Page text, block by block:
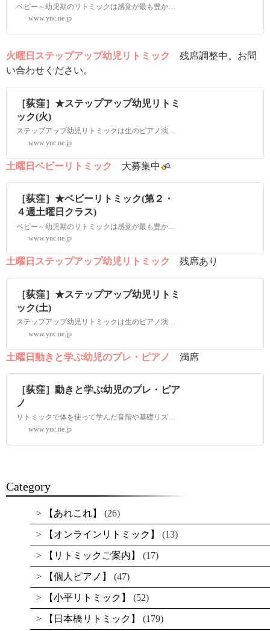
www.ync.ne.jp
火曜日ステップアップ幼児リトミック
残席調整中。お問
い合わせください。
［荻窪］★ステップアップ幼児リトミ
ック(火)
ステップアップ幼児リトミックは生のピアノ演奏にあわせて動く中でリズム感、音感、表現力、創造性を養い、集団活動の中で集中力、協調性を身につけていくクラスです。音楽と共に経験する動きのバリエーションは幼児期に必要な身体作りへとつながります。「
www.ync.ne.jp
土曜日ベビーリトミック 大募集中
［荻窪］★ベビーリトミック(第２・
４週土曜日クラス)
www.ync.ne.jp
土曜日ステップアップ幼児リトミック 残席あり
［荻窪］★ステップアップ幼児リトミ
ック(土)
ステップアップ幼児リトミックは生のピアノ演奏にあわせて動く中でリズム感、音感、表現力、創造性を養い、集団活動の中で集中力、協調性を身につけていくクラスです。音楽と共に経験する動きのバリエーションは幼児期に必要な身体作りへとつながります。「
www.ync.ne.jp
土曜日動きと学ぶ幼児のプレ・ピアノ 満席
［荻窪］動きと学ぶ幼児のプレ・ピア
ノ
リトミックで体を使って学んだ音階や基礎リズムを知識化しながら発展させていく少人数制のクラスです。40分のレッスンの中には動いて学ぶ、座って学ぶスタイルをバランスよく取り入れ子ども達の集中力を引き出します。ピアノを弾くのに必要な要素を身につ
www.ync.ne.jp
Category
【あれこれ】 (26)
【オンラインリトミック】 (13)
【リトミックご案内】 (17)
【個人ピアノ】 (47)
【小平リトミック】 (52)
【日本橋リトミック】 (179)